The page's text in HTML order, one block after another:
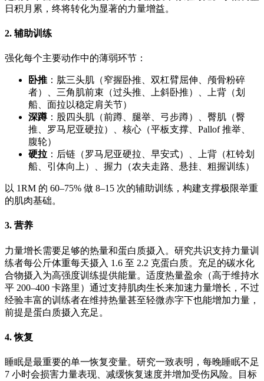
日积月累，终将转化为显著的力量增益。
2. 辅助训练
强化每个主要动作中的薄弱环节：
卧推 ：肱三头肌（窄握卧推、双杠臂屈伸、颅骨粉碎
者）、三角肌前束（过头推、上斜卧推）、上背（划
船、面拉以稳定肩关节）
深蹲 ：股四头肌（前蹲、腿举、弓步蹲）、臀肌（臀
推、罗马尼亚硬拉）、核心（平板支撑、Pallof 推举、
腹轮）
硬拉 ：后链（罗马尼亚硬拉、早安式）、上背（杠铃划
船、引体向上）、握力（农夫走路、悬挂、粗握训练）
以 1RM 的 60–75% 做 8–15 次的辅助训练，构建支撑极限举重
的肌肉基础。
3. 营养
力量增长需要足够的热量和蛋白质摄入。研究共识支持力量训
练者每公斤体重每天摄入 1.6 至 2.2 克蛋白质。充足的碳水化
合物摄入为高强度训练提供能量。适度热量盈余（高于维持水
平 200–400 卡路里）通过支持肌肉生长来加速力量增长，不过
经验丰富的训练者在维持热量甚至轻微赤字下也能增加力量，
前提是蛋白质摄入充足。
4. 恢复
睡眠是最重要的单一恢复变量。研究一致表明，每晚睡眠不足
7 小时会损害力量表现、减缓恢复速度并增加受伤风险。目标